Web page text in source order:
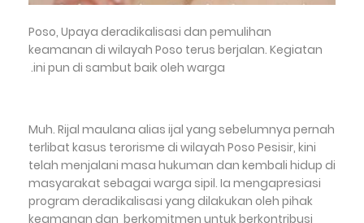
Poso, Upaya deradikalisasi dan pemulihan
keamanan di wilayah Poso terus berjalan. Kegiatan
ini pun di sambut baik oleh warga.
Muh. Rijal maulana alias ijal yang sebelumnya pernah
terlibat kasus terorisme di wilayah Poso Pesisir, kini
telah menjalani masa hukuman dan kembali hidup di
masyarakat sebagai warga sipil. Ia mengapresiasi
program deradikalisasi yang dilakukan oleh pihak
keamanan dan berkomitmen untuk berkontribusi